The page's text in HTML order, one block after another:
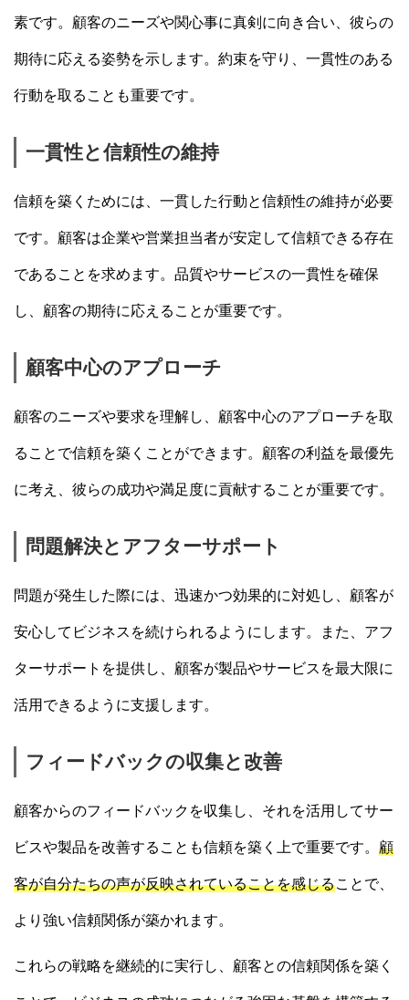
素です。顧客のニーズや関心事に真剣に向き合い、彼らの
期待に応える姿勢を示します。約束を守り、一貫性のある
行動を取ることも重要です。
一貫性と信頼性の維持
信頼を築くためには、一貫した行動と信頼性の維持が必要
です。顧客は企業や営業担当者が安定して信頼できる存在
であることを求めます。品質やサービスの一貫性を確保
し、顧客の期待に応えることが重要です。
顧客中心のアプローチ
顧客のニーズや要求を理解し、顧客中心のアプローチを取
ることで信頼を築くことができます。顧客の利益を最優先
に考え、彼らの成功や満足度に貢献することが重要です。
問題解決とアフターサポート
問題が発生した際には、迅速かつ効果的に対処し、顧客が
安心してビジネスを続けられるようにします。また、アフ
ターサポートを提供し、顧客が製品やサービスを最大限に
活用できるように支援します。
フィードバックの収集と改善
顧客からのフィードバックを収集し、それを活用してサー
ビスや製品を改善することも信頼を築く上で重要です。 顧
客が自分たちの声が反映されていることを感じることで、
より強い信頼関係が築かれます。
これらの戦略を継続的に実行し、顧客との信頼関係を築く